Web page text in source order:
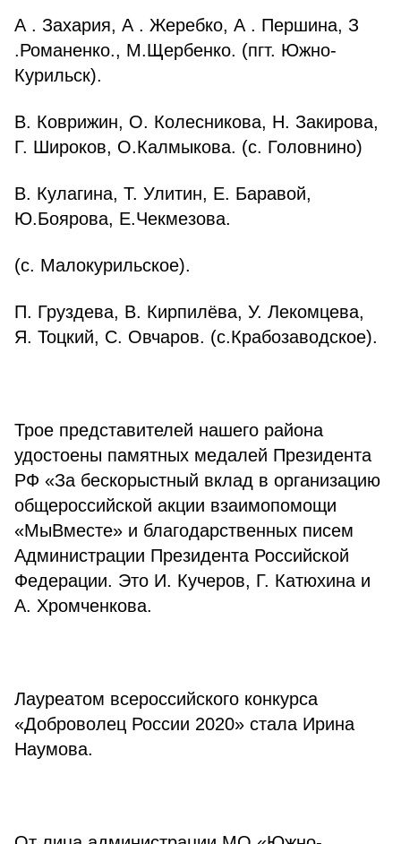
А . Захария, А . Жеребко, А . Першина, З
.Романенко., М.Щербенко. (пгт. Южно-
Курильск).
В. Коврижин, О. Колесникова, Н. Закирова,
Г. Широков, О.Калмыкова. (с. Головнино)
В. Кулагина, Т. Улитин, Е. Баравой,
Ю.Боярова, Е.Чекмезова.
(с. Малокурильское).
П. Груздева, В. Кирпилёва, У. Лекомцева,
Я. Тоцкий, С. Овчаров. (с.Крабозаводское).
Трое представителей нашего района
удостоены памятных медалей Президента
РФ «За бескорыстный вклад в организацию
общероссийской акции взаимопомощи
«МыВместе» и благодарственных писем
Администрации Президента Российской
Федерации. Это И. Кучеров, Г. Катюхина и
А. Хромченкова.
Лауреатом всероссийского конкурса
«Доброволец России 2020» стала Ирина
Наумова.